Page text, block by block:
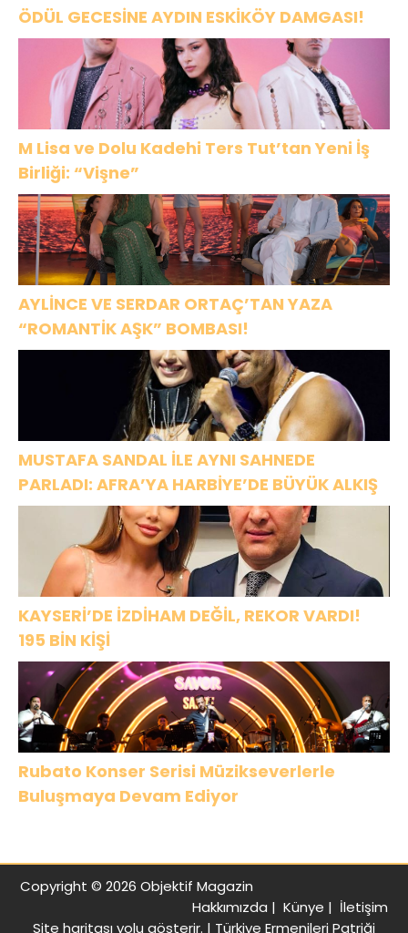
ÖDÜL GECESİNE AYDIN ESKİKÖY DAMGASI!
M Lisa ve Dolu Kadehi Ters Tut’tan Yeni İş
Birliği: “Vişne”
AYLİNCE VE SERDAR ORTAÇ’TAN YAZA
“ROMANTİK AŞK” BOMBASI!
MUSTAFA SANDAL İLE AYNI SAHNEDE
PARLADI: AFRA’YA HARBİYE’DE BÜYÜK ALKIŞ
KAYSERİ’DE İZDİHAM DEĞİL, REKOR VARDI!
195 BİN KİŞİ
Rubato Konser Serisi Müzikseverlerle
Buluşmaya Devam Ediyor
Copyright © 2026 Objektif Magazin
Hakkımızda | Künye | İletişim
Site haritası yolu gösterir. | Türkiye Ermenileri Patriği